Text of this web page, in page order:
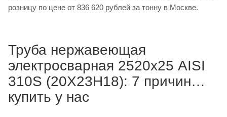
розницу по цене от 836 620 рублей за тонну в Москве.
Труба нержавеющая
электросварная 2520х25 AISI
310S (20Х23Н18): 7 причин
купить у нас